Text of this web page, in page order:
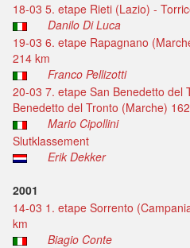
18-03 5. etape Rieti (Lazio) -
Danilo Di Luca
19-03 6. etape Rapagnano
214 km
Franco Pellizotti
20-03 7. etape San Benedetto del
Benedetto del Tronto (Marche)
Mario Cipollini
Slutklassement
Erik Dekker
2001
14-03 1. etape Sorrento
km
Biagio Conte